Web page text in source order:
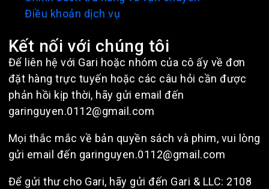
Điều khoản dịch vụ
Kết nối với chúng tôi
Để liên hệ với Gari hoặc nhóm của cô ấy về đơn
đặt hàng trực tuyến hoặc các câu hỏi cần được
phản hồi kịp thời, hãy gửi email đến
garinguyen.0112@gmail.com
Mọi thắc mắc về bản quyền sách và phim, vui lòng
gửi email đến garinguyen.0112@gmail.com
Để gửi thư cho Gari, hãy gửi đến Gari & LLC: 2108